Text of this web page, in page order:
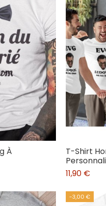
À
T-Shirt
11,90 €
-3,00 €